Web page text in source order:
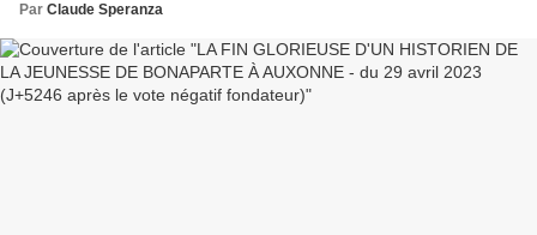
Par Claude Speranza